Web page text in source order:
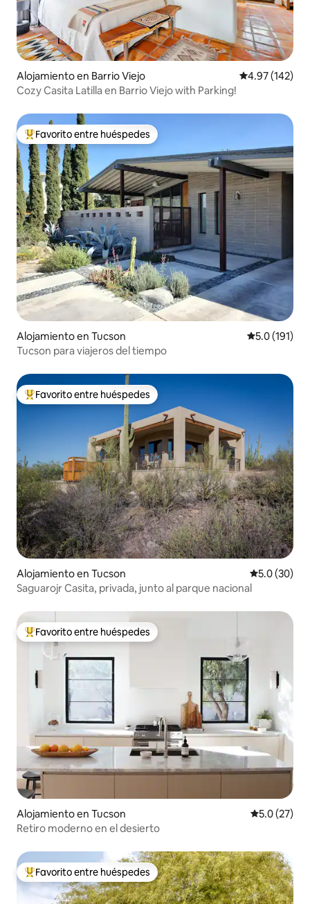
Alojamiento en Barrio Viejo Calificación
4.97 (142)
Cozy Casita Latilla en Barrio Viejo with Parking!
Favorito entre huéspedes preferido
Favorito entre huéspedes
Alojamiento en Tucson Calificación
5.0 (191)
Tucson para viajeros del tiempo
Favorito entre huéspedes preferido
Favorito entre huéspedes
Alojamiento en Tucson Calificación
5.0 (30)
Saguarojr Casita, privada, junto al parque nacional
Favorito entre huéspedes preferido
Favorito entre huéspedes
Alojamiento en Tucson Calificación
5.0 (27)
Retiro moderno en el desierto
Favorito entre huéspedes preferido
Favorito entre huéspedes